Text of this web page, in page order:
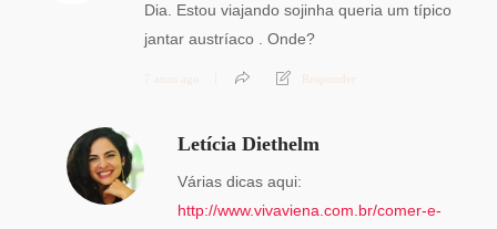
Dia. Estou viajando sojinha queria um típico
jantar austríaco . Onde?
7 anos ago Responder
Letícia Diethelm
Várias dicas aqui:
http://www.vivaviena.com.br/comer-e-